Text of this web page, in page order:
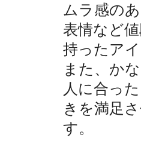
ムラ感の
表情など
持ったアイ
また、か
人に合っ
きを満足
す。